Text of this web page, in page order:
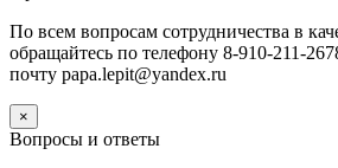
По всем вопросам сотрудничества в
обращайтесь по телефону 8-910-211-
почту papa.lepit@yandex.ru
×
Вопросы и ответы